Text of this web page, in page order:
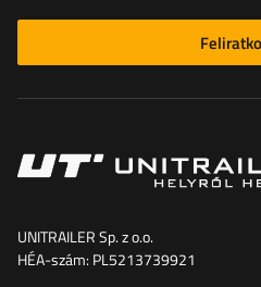
UNITRAILER Sp. z o.o.
HÉA-szám: PL5213739921